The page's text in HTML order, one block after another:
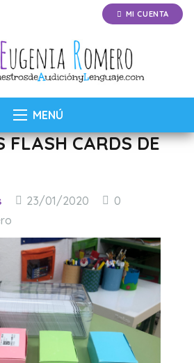
MI CUENTA
MENÚ
FLASH CARDS DE
23/01/2020
0